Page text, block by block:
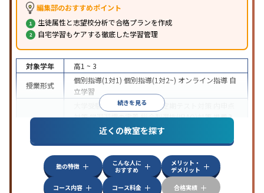
編集部のおすすめポイント
生徒属性と志望校分析で合格プランを作成
自宅学習もケアする徹底した学習管理
続きを見る
対象学年
高1 ~ 3
授業形式
個別指導(1対1) 個別指導(1対2~) オンライン指導 自
立学習
大学受験 医学部受験 授業・定期テスト対策
対策学習習慣の定着総合型選抜(旧AO)対策推薦入
学校別特化対策 国公立大対策
特徴
授業の振替可能オンライン対応1科目から受講可能
季節講習のみの受講可
近くの教室を探す
塾の特徴
こんな人に
おすすめ
メリット・
デメリット
コース内容
コース料金 合格実績